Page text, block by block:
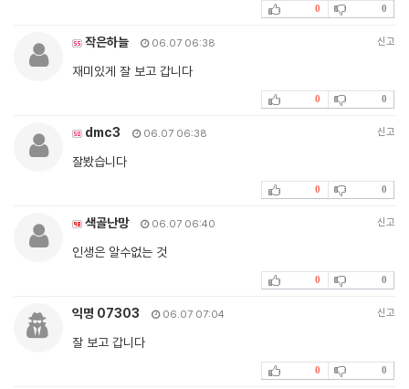
0 0
작은하늘 06.07 06:38 신고
재미있게 잘 보고 갑니다
0 0
dmc3 06.07 06:38 신고
잘봤습니다
0 0
색골난망 06.07 06:40 신고
인생은 알수없는 것
0 0
익명 07303 06.07 07:04 신고
잘 보고 갑니다
0 0